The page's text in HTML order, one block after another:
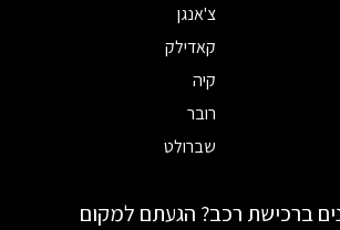
צ'אנגן
קאדילק
קיה
רובר
שברולט
ברכישת רכב? הגעתם למקום